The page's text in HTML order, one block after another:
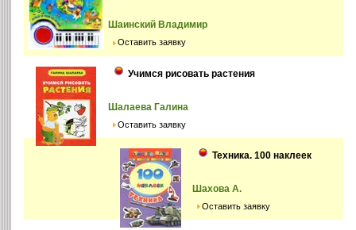
Шаинский Владимир
Оставить заявку
Учимся рисовать растения
Шалаева Галина
Оставить заявку
Техника. 100 наклеек
Шахова А.
Оставить заявку